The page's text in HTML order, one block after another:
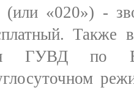
«020») -
Также
ГУВД по